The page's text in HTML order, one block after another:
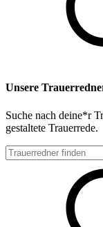
Unsere
Suche nach deine*r
gestaltete Trauerrede.